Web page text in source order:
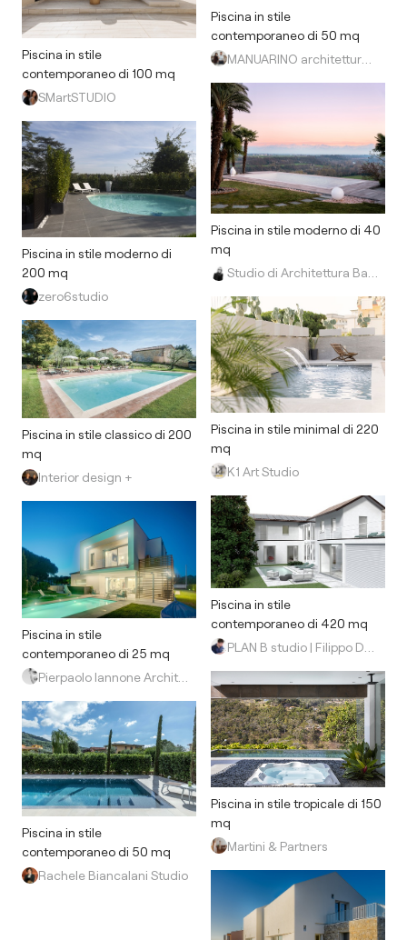
Piscina in stile
contemporaneo di 100 mq
SMartSTUDIO
Piscina in stile moderno di
200 mq
zero6studio
Piscina in stile classico di 200
mq
Interior design +
Piscina in stile
contemporaneo di 25 mq
Piscina in stile
contemporaneo di 50 mq
Rachele Biancalani Studio
Piscina in stile
contemporaneo di 50 mq
Piscina in stile moderno di 40
mq
Piscina in stile minimal di 220
mq
K1 Art Studio
Piscina in stile
contemporaneo di 420 mq
Piscina in stile tropicale di 150
mq
Martini & Partners